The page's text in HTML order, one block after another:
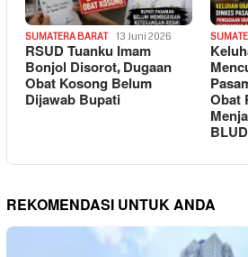
SUMATERA BARAT 13 Juni 2026
RSUD Tuanku Imam
Bonjol Disorot, Dugaan
Obat Kosong Belum
Dijawab Bupati Obat
BLUD
REKOMENDASI UNTUK ANDA